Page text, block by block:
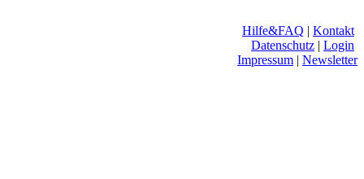
Hilfe&FAQ | Kontakt
Datenschutz | Login
Impressum | Newsletter